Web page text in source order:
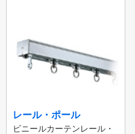
レール・ポール
ビニールカーテンレール・